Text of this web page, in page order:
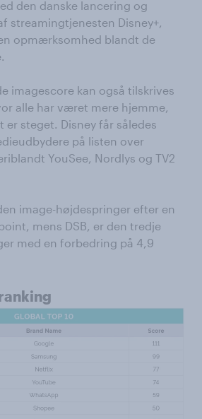
den danske lancering og
streamingtjenesten Disney+,
opmærksomhed blandt de
imagescore kan også tilskrives
alle har været mere hjemme,
steget. Disney får således
på listen over
YouSee, Nordlys og TV2
image-højdespringer efter en
mens DSB, er den tredje
med en forbedring på 4,9